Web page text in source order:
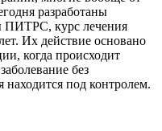
разработаны
ПИТРС, курс лечения
Их действие основано
когда происходит
без
под контролем.